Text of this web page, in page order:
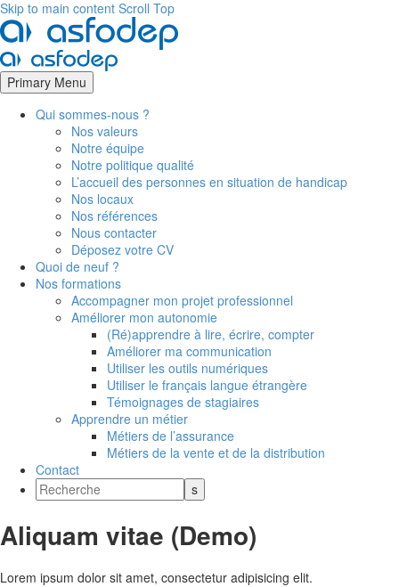
Skip to main content Scroll Top
Primary Menu
Qui sommes-nous ?
Nos valeurs
Notre équipe
Notre politique qualité
L’accueil des personnes en situation de handicap
Nos locaux
Nos références
Nous contacter
Déposez votre CV
Quoi de neuf ?
Nos formations
Accompagner mon projet professionnel
Améliorer mon autonomie
(Ré)apprendre à lire, écrire, compter
Améliorer ma communication
Utiliser les outils numériques
Utiliser le français langue étrangère
Témoignages de stagiaires
Apprendre un métier
Métiers de l’assurance
Métiers de la vente et de la distribution
Contact
Aliquam vitae (Demo)
Lorem ipsum dolor sit amet, consectetur adipisicing elit.